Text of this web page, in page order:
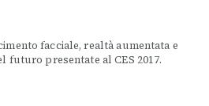
facciale, realtà aumentata e
presentate al CES 2017.